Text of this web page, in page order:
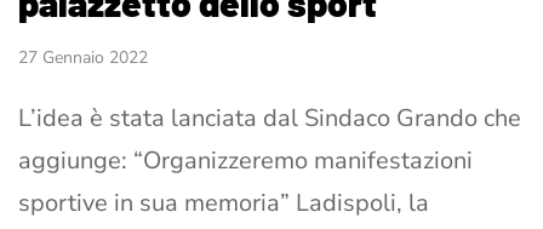
27 Gennaio 2022
L’idea è stata lanciata dal Sindaco Grando che
aggiunge: “Organizzeremo manifestazioni
sportive in sua memoria” Ladispoli, la